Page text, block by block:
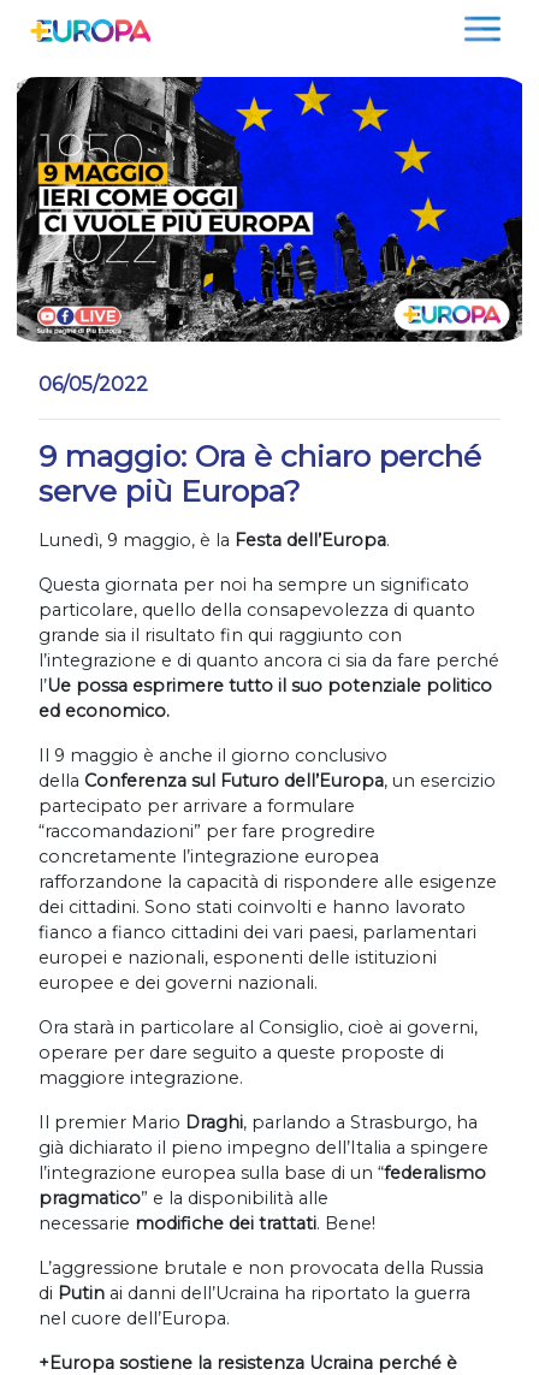
06/05/2022
9 maggio: Ora è chiaro perché
serve più Europa?
Lunedì, 9 maggio, è la Festa dell’Europa.
Questa giornata per noi ha sempre un significato
particolare, quello della consapevolezza di quanto
grande sia il risultato fin qui raggiunto con
l’integrazione e di quanto ancora ci sia da fare perché
l’Ue possa esprimere tutto il suo potenziale politico
ed economico.
Il 9 maggio è anche il giorno conclusivo
della Conferenza sul Futuro dell’Europa, un esercizio
partecipato per arrivare a formulare
“raccomandazioni” per fare progredire
concretamente l’integrazione europea
rafforzandone la capacità di rispondere alle esigenze
dei cittadini. Sono stati coinvolti e hanno lavorato
fianco a fianco cittadini dei vari paesi, parlamentari
europei e nazionali, esponenti delle istituzioni
europee e dei governi nazionali.
Ora starà in particolare al Consiglio, cioè ai governi,
operare per dare seguito a queste proposte di
maggiore integrazione.
Il premier Mario Draghi, parlando a Strasburgo, ha
già dichiarato il pieno impegno dell’Italia a spingere
l’integrazione europea sulla base di un “federalismo
pragmatico” e la disponibilità alle
necessarie modifiche dei trattati. Bene!
L’aggressione brutale e non provocata della Russia
di Putin ai danni dell’Ucraina ha riportato la guerra
nel cuore dell’Europa.
+Europa sostiene la resistenza Ucraina perché è